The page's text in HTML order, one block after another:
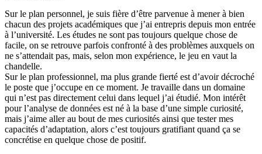
Sur le plan personnel, je suis fière d’être parvenue à mener à bien
chacun des projets académiques que j’ai entrepris depuis mon entrée
à l’université. Les études ne sont pas toujours quelque chose de
facile, on se retrouve parfois confronté à des problèmes auxquels on
ne s’attendait pas, mais, selon mon expérience, le jeu en vaut la
chandelle.
Sur le plan professionnel, ma plus grande fierté est d’avoir décroché
le poste que j’occupe en ce moment. Je travaille dans un domaine
qui n’est pas directement celui dans lequel j’ai étudié. Mon intérêt
pour l’analyse de données est né à la base d’une simple curiosité,
mais j’aime aller au bout de mes curiosités ainsi que tester mes
capacités d’adaptation, alors c’est toujours gratifiant quand ça se
concrétise en quelque chose de positif.